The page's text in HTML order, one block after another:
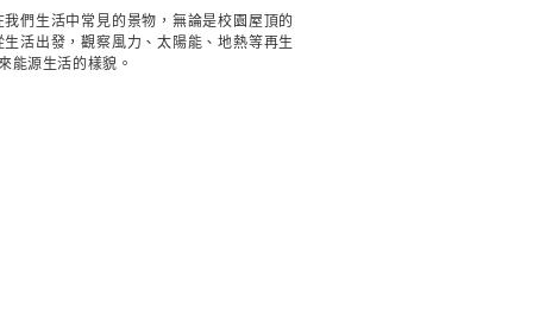
們生活中常見的景物，無論是校園屋頂的
活出發，觀察風力、太陽能、地熱等再生
能源生活的樣貌。